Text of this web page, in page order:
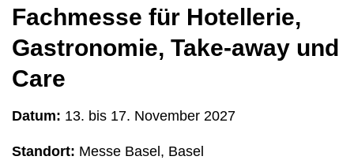
Fachmesse für Hotellerie,
Gastronomie, Take-away und
Care
Datum: 13. bis 17. November 2027
Standort: Messe Basel, Basel